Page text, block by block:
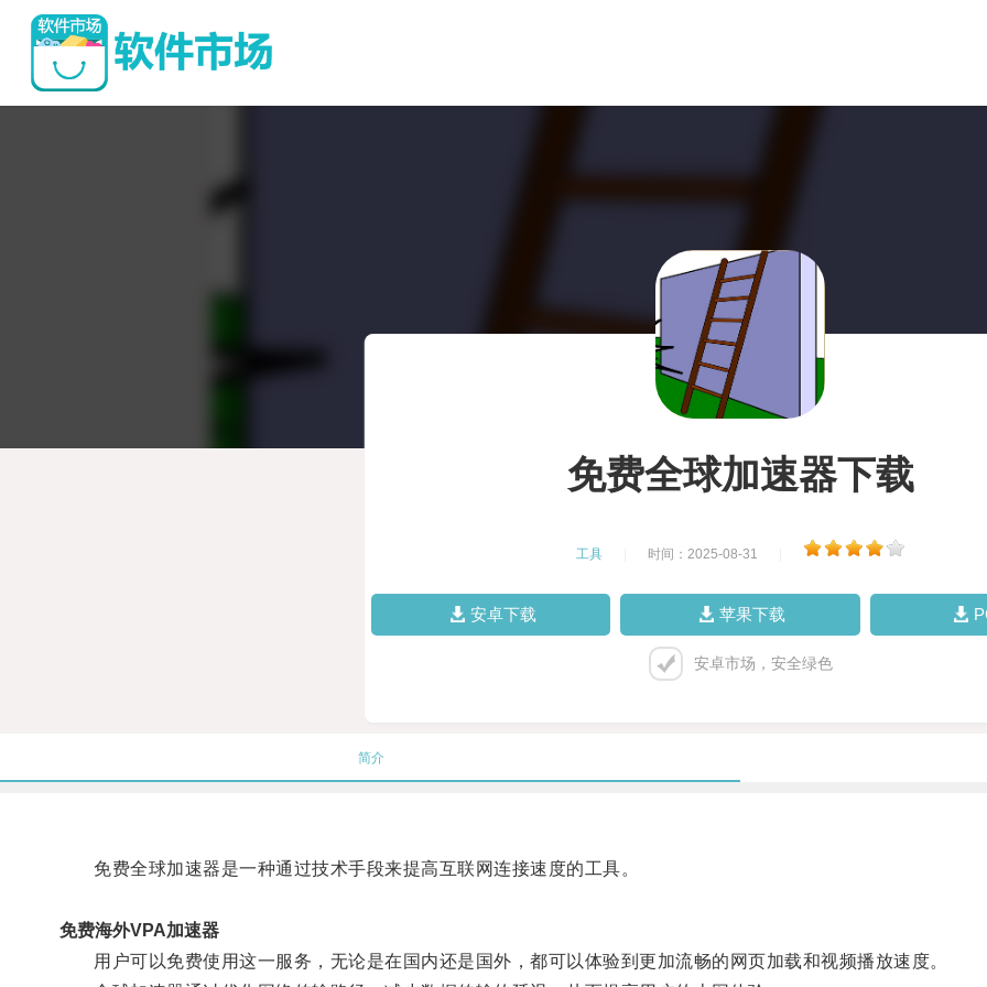
免费全球加速器下载
工具 时间：2025-08-31
安卓下载 苹果下载
安卓市场，安全绿色
简介
免费全球加速器是一种通过技术手段来提高互联网连接速度的工具。
免费海外VPA加速器
用户可以免费使用这一服务，无论是在国内还是国外，都可以体验到更加流畅的网页加载和视频播放速度。